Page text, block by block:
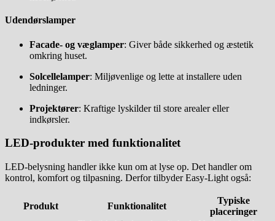
Udendørslamper
Facade- og væglamper: Giver både sikkerhed og æstetik
omkring huset.
Solcellelamper: Miljøvenlige og lette at installere uden
ledninger.
Projektører: Kraftige lyskilder til store arealer eller
indkørsler.
LED-produkter med funktionalitet
LED-belysning handler ikke kun om at lyse op. Det handler om
kontrol, komfort og tilpasning. Derfor tilbyder Easy-Light også:
Produkt Funktionalitet
Typiske
placeringer